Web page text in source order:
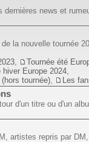
dernières news et
la nouvelle tournée
Tournée été
hiver Europe 2024
tournée)
Les
d'un titre ou d'un
artistes repris par